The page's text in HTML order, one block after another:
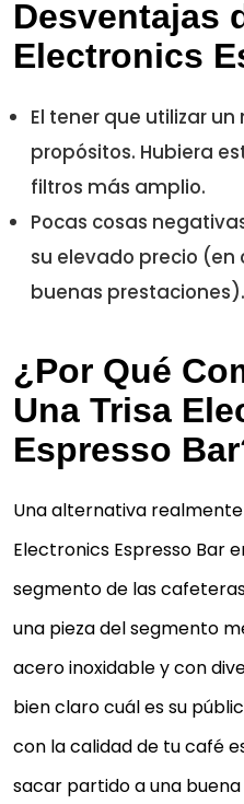
Desventajas
Electronics
El tener que utilizar
propósitos. Hubiera
filtros más amplio.
Pocas cosas
su elevado precio (en
buenas prestaciones).
¿Por Qué
Una Trisa
Espresso
Una alternativa
Electronics Espresso Bar
segmento de las
una pieza del segmento
acero inoxidable y con
bien claro cuál es su
con la calidad de tu café
sacar partido a una